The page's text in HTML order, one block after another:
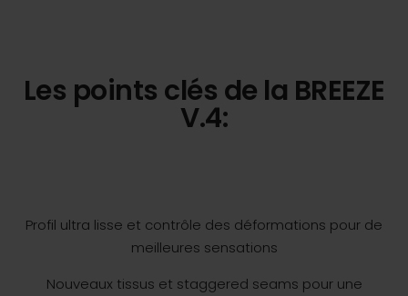
Les points clés de la BREEZE
V.4:
Profil ultra lisse et contrôle des déformations pour de
meilleures sensations
Nouveaux tissus et staggered seams pour une